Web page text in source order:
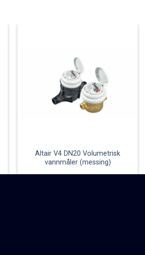
Altair V4 DN20 Volumetrisk
vannmåler (messing)